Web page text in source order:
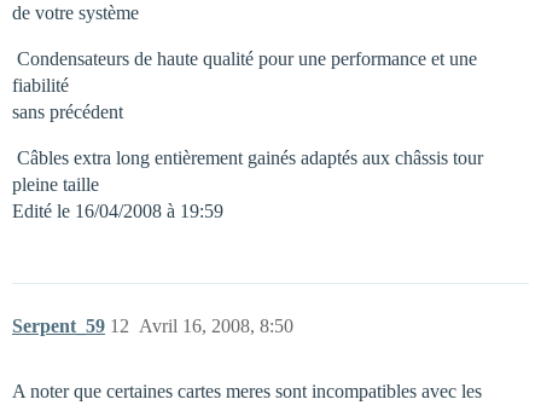
de votre système
 Condensateurs de haute qualité pour une performance et une
fiabilité
sans précédent
 Câbles extra long entièrement gainés adaptés aux châssis tour
pleine taille
Edité le 16/04/2008 à 19:59
Serpent_59 Avril 16, 2008, 8:50
12
A noter que certaines cartes meres sont incompatibles avec les